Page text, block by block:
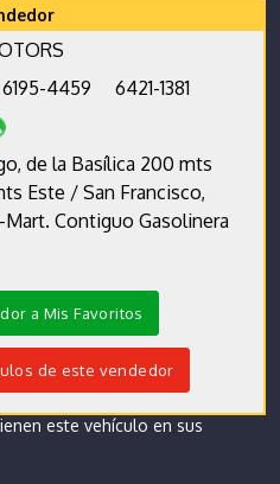
6195-4459
6421-1381
de la Basílica 200 mts
Este / San Francisco,
Contiguo Gasolinera
a Mis Favoritos
de este vendedor
este vehículo en sus